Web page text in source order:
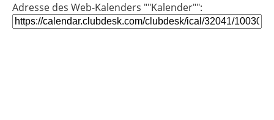
Adresse des Web-Kalenders ""Kalender"":